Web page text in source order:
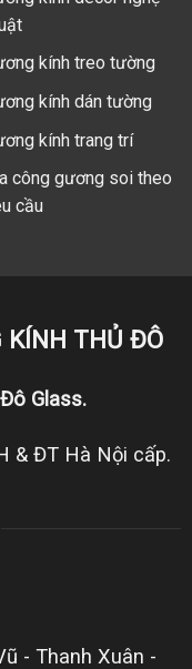
kính treo tường
kính dán tường
kính trang trí
công gương soi theo
cầu
KÍNH THỦ ĐÔ
Glass.
& ĐT Hà Nội cấp.
- Thanh Xuân -